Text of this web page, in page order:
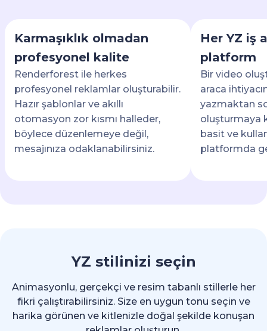
Karmaşıklık olmadan
profesyonel kalite
Renderforest ile herkes
profesyonel reklamlar oluşturabilir.
Hazır şablonlar ve akıllı
otomasyon zor kısmı halleder,
böylece düzenlemeye değil,
mesajınıza odaklanabilirsiniz.
Her YZ iş
platform
Bir video
araca
yazmaktan
oluşturmaya
basit ve
platformda
YZ stilinizi seçin
Animasyonlu, gerçekçi ve resim tabanlı stillerle her
fikri çalıştırabilirsiniz. Size en uygun tonu seçin ve
harika görünen ve kitlenizle doğal şekilde konuşan